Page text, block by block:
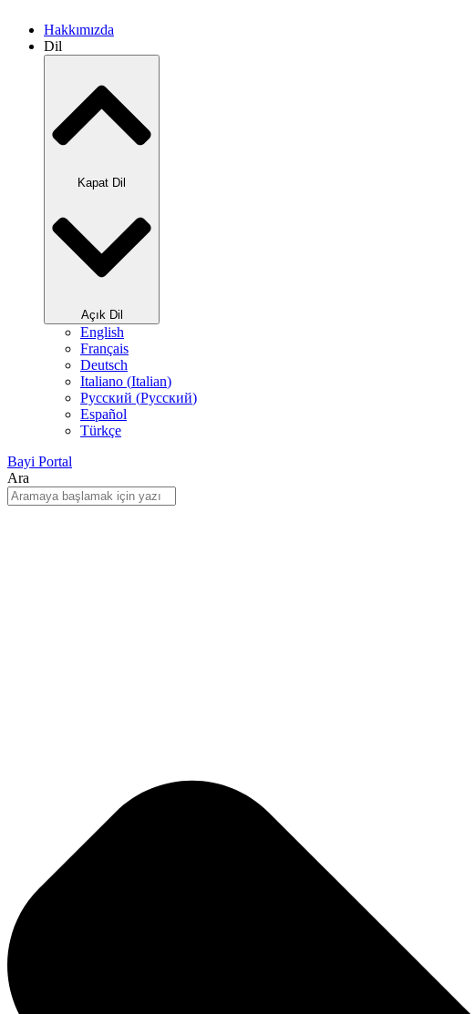
Hakkımızda
Dil
Kapat Dil
Açık Dil
English
Français
Deutsch
Italiano (Italian)
Русский (Pусский)
Español
Türkçe
Bayi Portal
Ara